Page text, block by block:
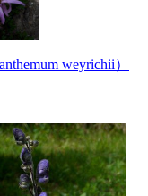
weyrichii）